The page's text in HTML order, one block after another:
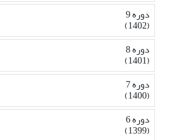
دوره 9
(1402)
دوره 8
(1401)
دوره 7
(1400)
دوره 6
(1399)